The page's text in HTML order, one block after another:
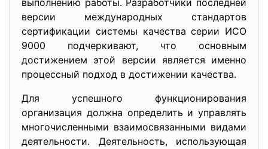
выполнению работы. Разработчики последней
версии международных стандартов
сертификации системы качества серии ИСО
9000 подчеркивают, что основным
достижением этой версии является именно
процессный подход в достижении качества.
Для успешного функционирования
организация должна определить и управлять
многочисленными взаимосвязанными видами
деятельности. Деятельность, использующая